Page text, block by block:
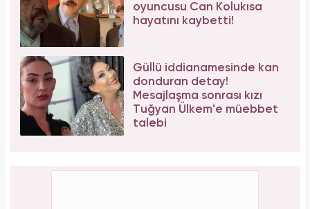
oyuncusu Can Kolukısa
hayatını kaybetti!
Güllü iddianamesinde kan
donduran detay!
Mesajlaşma sonrası kızı
Tuğyan Ülkem'e müebbet
talebi